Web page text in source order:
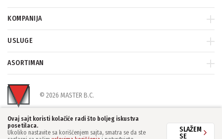
KOMPANIJA
USLUGE
ASORTIMAN
© 2026 MASTER B.C.
Ovaj sajt koristi kolačiće radi što boljeg iskustva
posetilaca.
Ukoliko nastavite sa korišćenjem sajta, smatra se da ste
SLAŽEM
SE